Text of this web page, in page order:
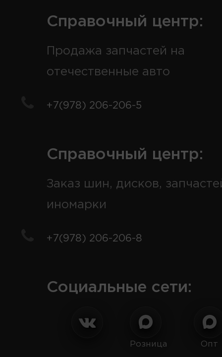
Справочный центр:
Продажа запчастей на
отечественные авто
+7(978) 206-206-5
Справочный центр:
Заказ шин, дисков,
иномарки
+7(978) 206-206-8
Социальные сети:
Розница Опт